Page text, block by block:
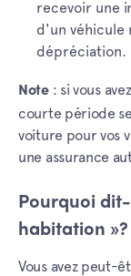
recevoir une
d'un véhicule
dépréciation.
Note: si vous
courte période
voiture pour vos
une assurance
Pourquoi
habitation »?
Vous avez peut-